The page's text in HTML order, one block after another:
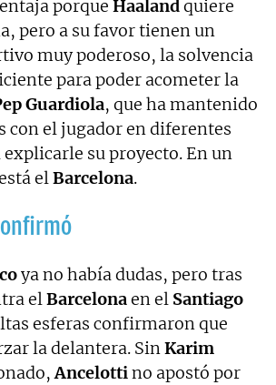
porque Haalandquiere
pero a su favor tienen un
muy poderoso, la solvencia
para poder acometer la
Guardiola, que ha mantenido
con el jugador en diferentes
explicarle su proyecto. En un
elBarcelona.
ya no había dudas, pero tras
elBarcelonaen el Santiago
esferas confirmaron que
la delantera. SinKarim
Ancelottino apostó por